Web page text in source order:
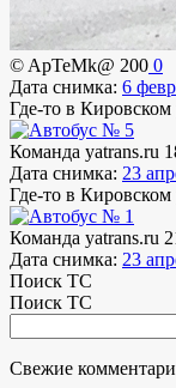
© ApTeMk@ 200 0
Дата снимка: 6
Где-то в Кировском
Команда yatrans.ru
Дата снимка: 23
Где-то в Кировском
Команда yatrans.ru
Дата снимка: 23
Поиск ТС
Поиск ТС
Свежие